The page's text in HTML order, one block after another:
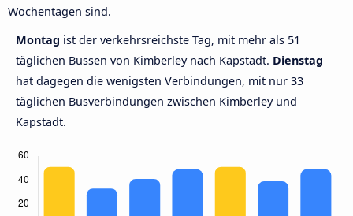
Wochentagen sind.
Montag ist der verkehrsreichste Tag, mit mehr als 51
täglichen Bussen von Kimberley nach Kapstadt. Dienstag
hat dagegen die wenigsten Verbindungen, mit nur 33
täglichen Busverbindungen zwischen Kimberley und
Kapstadt.